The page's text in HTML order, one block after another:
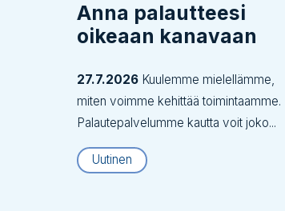
Anna palautteesi
oikeaan kanavaan
27.7.2026 Kuulemme mielellämme,
miten voimme kehittää toimintaamme.
Palautepalvelumme kautta voit joko...
Uutinen